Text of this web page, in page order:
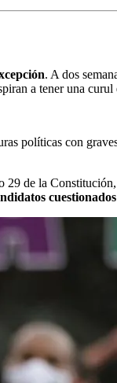
. A dos
a tener una curul
políticas con
de la